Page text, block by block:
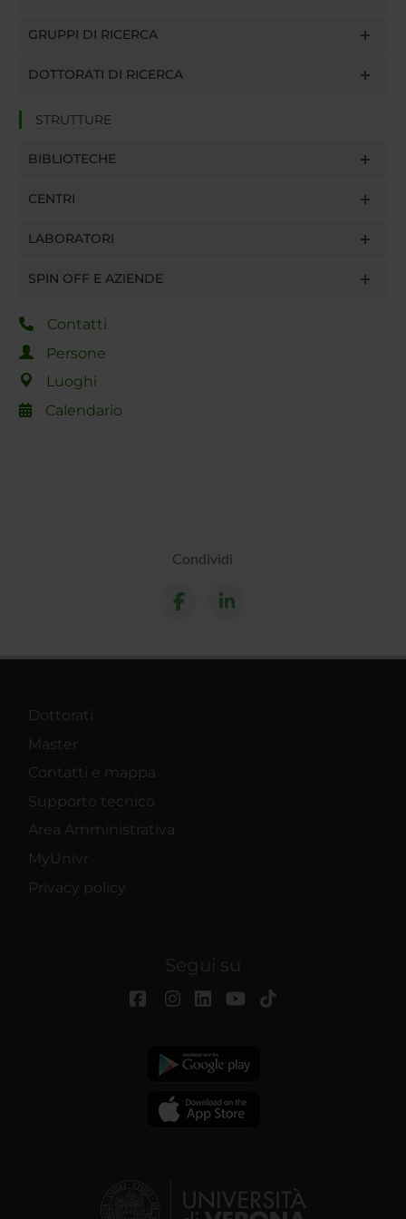
GRUPPI DI RICERCA
DOTTORATI DI RICERCA
STRUTTURE
BIBLIOTECHE
CENTRI
LABORATORI
SPIN OFF E AZIENDE
Contatti
Persone
Luoghi
Calendario
Condividi
Dottorati
Master
Contatti e mappa
Supporto tecnico
Area Amministrativa
MyUnivr
Privacy policy
Segui su